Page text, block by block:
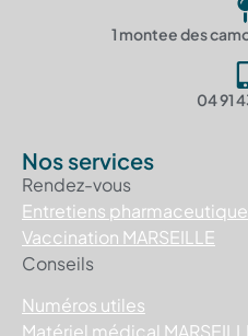
1 montee des
04 91
Nos services
Rendez-vous
Entretiens pharmaceutique
Vaccination MARSEILLE
Conseils
Numéros utiles
Matériel médical